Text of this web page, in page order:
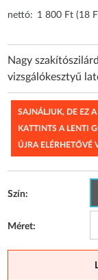
nettó: 1 800 Ft (18
Nagy
vizsgálókesztyű
SAJNÁLJUK, DE EZ
KATTINTS A LENTI
ÚJRA ELÉRHETŐVÉ
Szín:
Méret: